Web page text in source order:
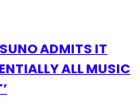
ADMITS IT
ALL MUSIC